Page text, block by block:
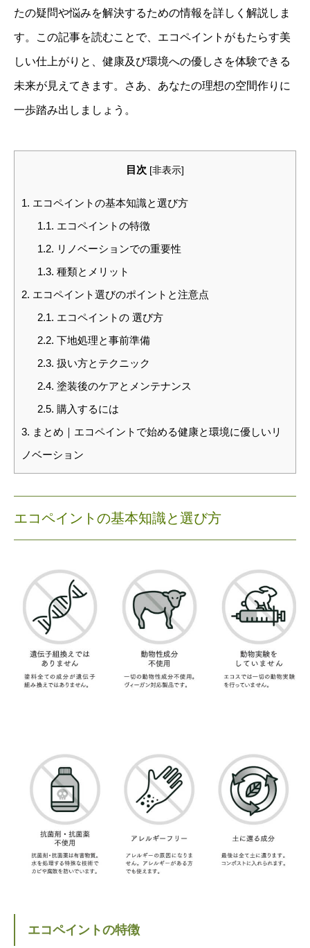
たの疑問や悩みを解決するための情報を詳しく解説しま
す。この記事を読むことで、エコペイントがもたらす美
しい仕上がりと、健康及び環境への優しさを体験できる
未来が見えてきます。さあ、あなたの理想の空間作りに
一歩踏み出しましょう。
目次 [非表示]
1. エコペイントの基本知識と選び方
1.1. エコペイントの特徴
1.2. リノベーションでの重要性
1.3. 種類とメリット
2. エコペイント選びのポイントと注意点
2.1. エコペイントの 選び方
2.2. 下地処理と事前準備
2.3. 扱い方とテクニック
2.4. 塗装後のケアとメンテナンス
2.5. 購入するには
3. まとめ｜エコペイントで始める健康と環境に優しいリ
ノベーション
エコペイントの基本知識と選び方
エコペイントの特徴